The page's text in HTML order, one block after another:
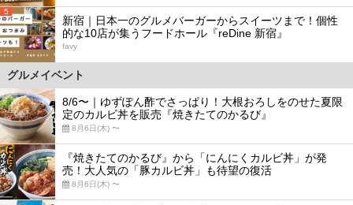
5
新宿｜日本一のグルメバーガーからスイーツまで！個性
的な10店が集うフードホール『reDine 新宿』
favy
グルメイベント
8/6〜｜ゆずぽん酢でさっぱり！大根おろしをのせた夏限
定のカルビ丼を販売『焼きたてのかるび』
8月6日(木) 〜
『焼きたてのかるび』から「にんにくカルビ丼」が発
売！大人気の「豚カルビ丼」も待望の復活
8月6日(木) 〜